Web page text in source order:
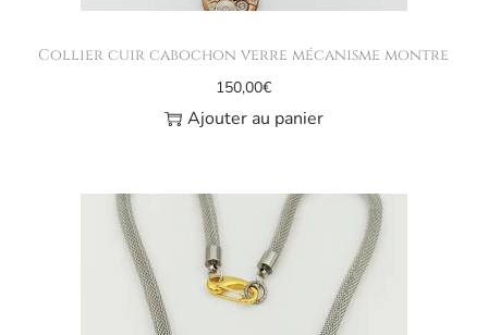
Collier cuir cabochon verre mécanisme montre
150,00€
Ajouter au panier